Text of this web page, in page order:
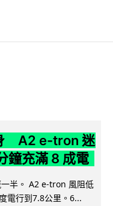
A2 e-tron 迷
充滿 8 成電
半。 A2 e-tron 風阻低
電行到7.8公里。6...